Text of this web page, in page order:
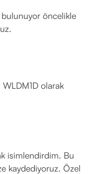
bulunuyor öncelikle
WLDM1D olarak
isimlendirdim. Bu
kaydediyoruz. Özel